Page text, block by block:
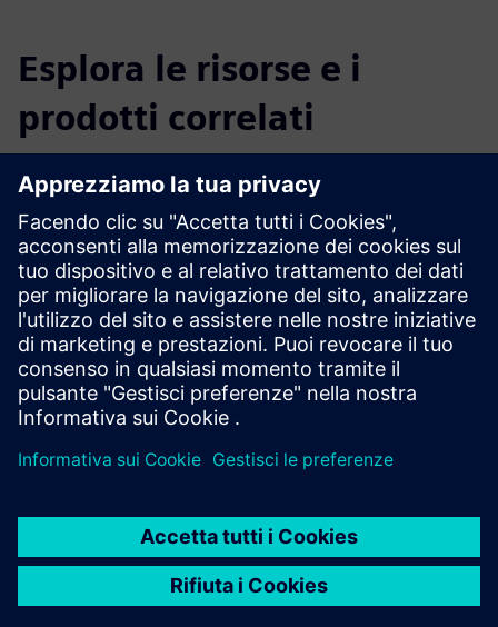
Esplora le risorse e i
prodotti correlati
Informazioni e risorse aggiuntive
Post sul blog di Digital Twin
Ambiente intelligente
Prerequisiti
nessuna